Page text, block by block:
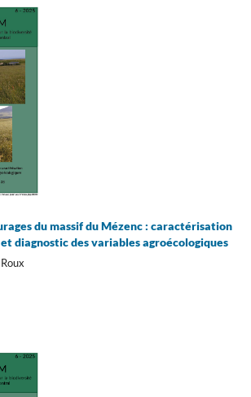
du massif du Mézenc : caractérisation
diagnostic des variables agroécologiques